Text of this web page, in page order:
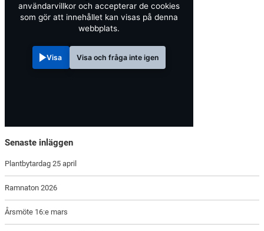
användarvillkor och accepterar de cookies
som gör att innehållet kan visas på denna
webbplats.
Visa Visa och fråga inte igen
Senaste inläggen
Plantbytardag 25 april
Ramnaton 2026
Årsmöte 16:e mars